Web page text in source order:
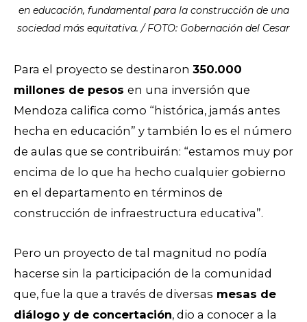
en educación, fundamental para la construcción de una
sociedad más equitativa. / FOTO: Gobernación del Cesar
Para el proyecto se destinaron 350.000
millones de pesos en una inversión que
Mendoza califica como “histórica, jamás antes
hecha en educación” y también lo es el número
de aulas que se contribuirán: “estamos muy por
encima de lo que ha hecho cualquier gobierno
en el departamento en términos de
construcción de infraestructura educativa”.
Pero un proyecto de tal magnitud no podía
hacerse sin la participación de la comunidad
que, fue la que a través de diversas mesas de
diálogo y de concertación, dio a conocer a la